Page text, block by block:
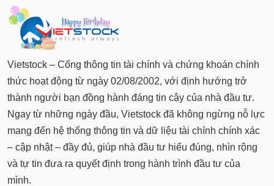
Vietstock – Cổng thông tin tài chính và chứng khoán chính
thức hoạt động từ ngày 02/08/2002, với định hướng trở
thành người bạn đồng hành đáng tin cậy của nhà đầu tư.
Ngay từ những ngày đầu, Vietstock đã không ngừng nỗ lực
mang đến hệ thống thông tin và dữ liệu tài chính chính xác
– cập nhật – đầy đủ, giúp nhà đầu tư hiểu đúng, nhìn rộng
và tự tin đưa ra quyết định trong hành trình đầu tư của
mình.